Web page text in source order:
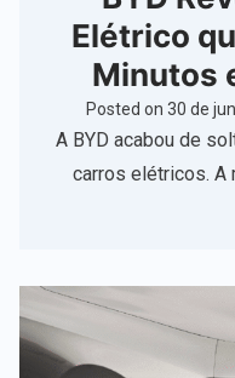
Elétrico
Minutos
Posted on 30 de
A BYD acabou de
carros elétricos. A